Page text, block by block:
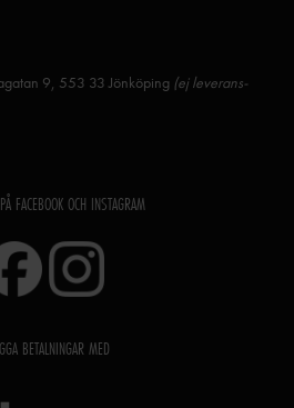
9, 553 33 Jönköping (ej leverans-
FACEBOOK OCH INSTAGRAM
BETALNINGAR MED